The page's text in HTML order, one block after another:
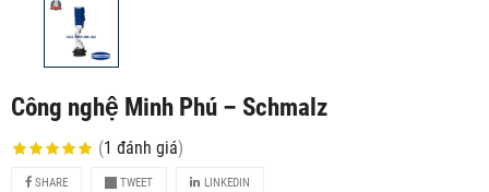
Công nghệ Minh Phú – Schmalz
(1 đánh giá)
SHARE TWEET LINKEDIN